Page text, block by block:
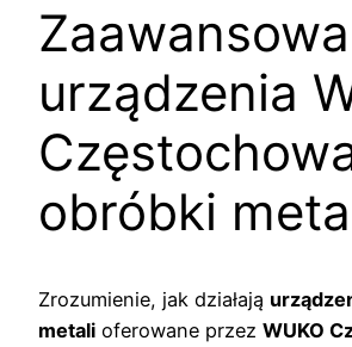
urządzenia
obróbki
Zrozumienie, jak działają
metali oferowane przez WUKO